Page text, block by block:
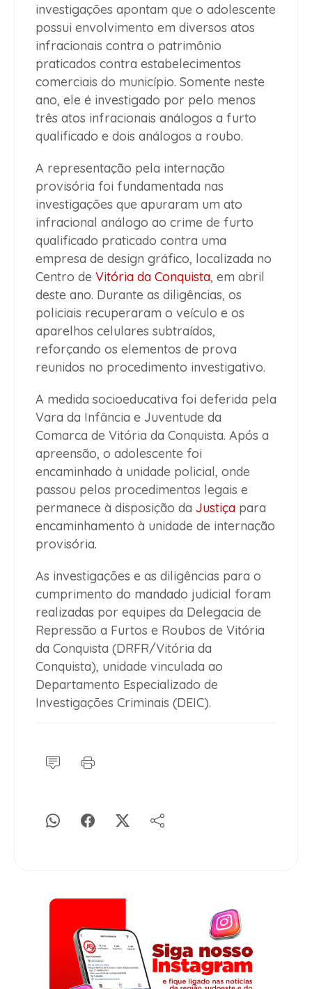
investigações apontam que o adolescente
possui envolvimento em diversos atos
infracionais contra o patrimônio
praticados contra estabelecimentos
comerciais do município. Somente neste
ano, ele é investigado por pelo menos
três atos infracionais análogos a furto
qualificado e dois análogos a roubo.
A representação pela internação
provisória foi fundamentada nas
investigações que apuraram um ato
infracional análogo ao crime de furto
qualificado praticado contra uma
empresa de design gráfico, localizada no
Centro de Vitória da Conquista, em abril
deste ano. Durante as diligências, os
policiais recuperaram o veículo e os
aparelhos celulares subtraídos,
reforçando os elementos de prova
reunidos no procedimento investigativo.
A medida socioeducativa foi deferida pela
Vara da Infância e Juventude da
Comarca de Vitória da Conquista. Após a
apreensão, o adolescente foi
encaminhado à unidade policial, onde
passou pelos procedimentos legais e
permanece à disposição da Justiça para
encaminhamento à unidade de internação
provisória.
As investigações e as diligências para o
cumprimento do mandado judicial foram
realizadas por equipes da Delegacia de
Repressão a Furtos e Roubos de Vitória
da Conquista (DRFR/Vitória da
Conquista), unidade vinculada ao
Departamento Especializado de
Investigações Criminais (DEIC).